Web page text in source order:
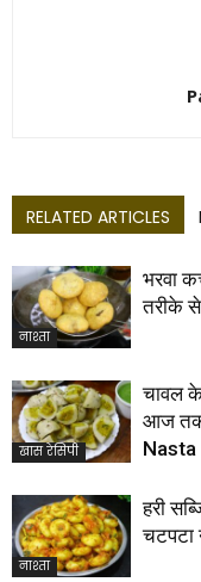
RELATED ARTICLES
नाश्ता
भरवा
तरीके
खास रेसिपी
चावल
आज तक
Nasta
नाश्ता
हरी
चटपटा